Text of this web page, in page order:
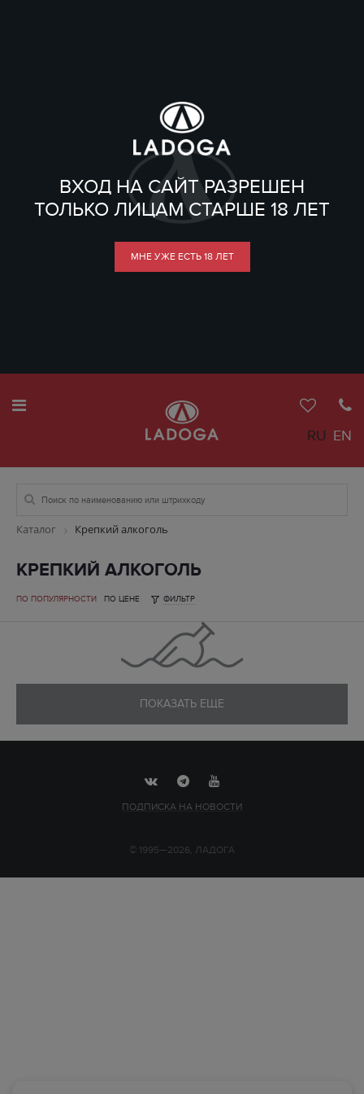
ВХОД НА САЙТ РАЗРЕШЕН
ТОЛЬКО ЛИЦАМ СТАРШЕ 18 ЛЕТ
МНЕ УЖЕ ЕСТЬ 18 ЛЕТ
RU EN
Каталог Крепкий алкоголь
КРЕПКИЙ АЛКОГОЛЬ
ПО ПОПУЛЯРНОСТИ ПО ЦЕНЕ ФИЛЬТР
ПОКАЗАТЬ ЕЩЕ
ПОДПИСКА НА НОВОСТИ
© 1995—2026, ЛАДОГА